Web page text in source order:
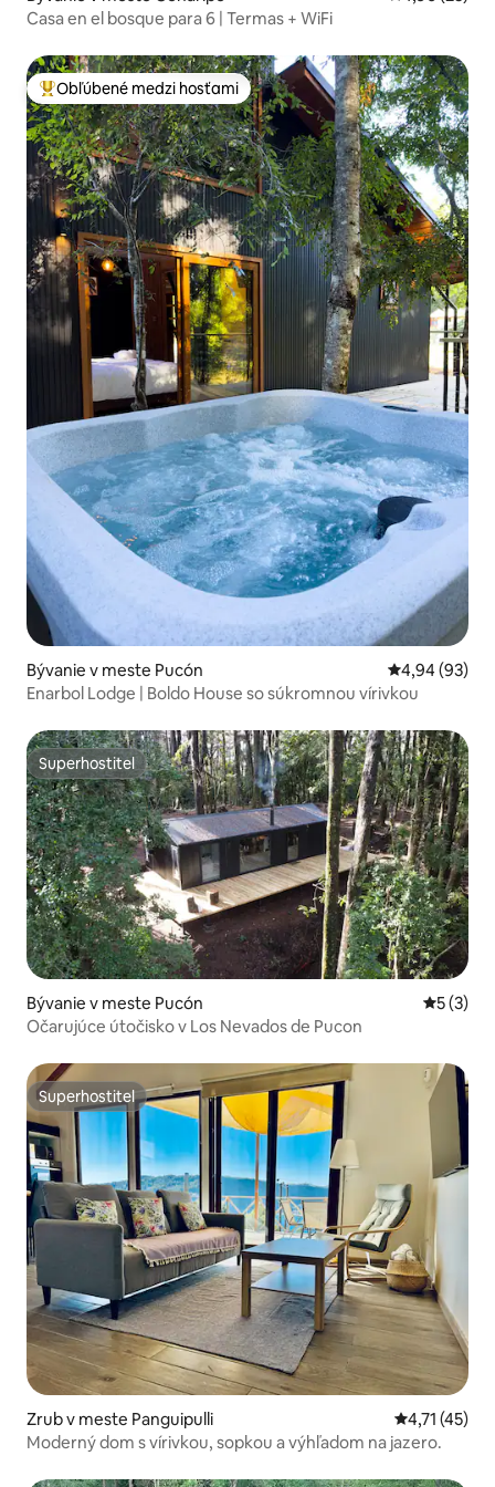
Casa en el bosque para 6 | Termas + WiFi
Najobľúbenejšie medzi hosťami
Obľúbené medzi hosťami
Bývanie v meste Pucón Priemerné
4,94 (93)
Enarbol Lodge | Boldo House so súkromnou vírivkou
Superhostiteľ
Superhostiteľ
Bývanie v meste Pucón
5 (3)
Očarujúce útočisko v Los Nevados de Pucon
Superhostiteľ
Superhostiteľ
Zrub v meste Panguipulli Priemerné
4,71 (45)
Moderný dom s vírivkou, sopkou a výhľadom na jazero.